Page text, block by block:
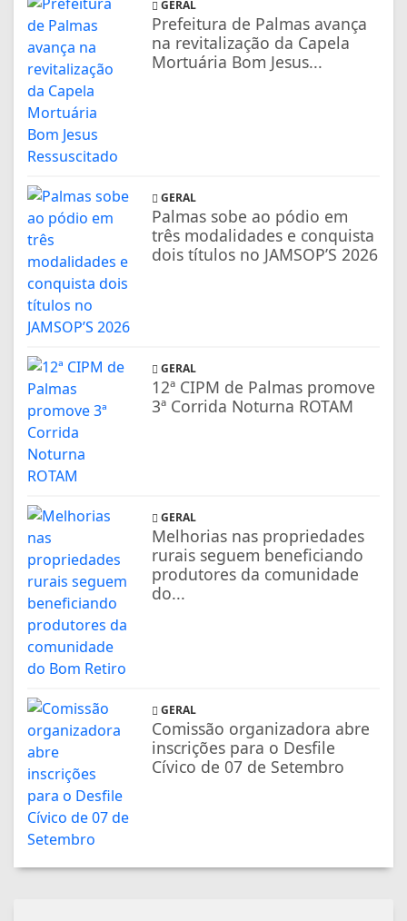
GERAL
Prefeitura de Palmas avança
na revitalização da Capela
Mortuária Bom Jesus...
GERAL
Palmas sobe ao pódio em
três modalidades e conquista
dois títulos no JAMSOP’S 2026
GERAL
12ª CIPM de Palmas promove
3ª Corrida Noturna ROTAM
GERAL
Melhorias nas propriedades
rurais seguem beneficiando
produtores da comunidade
do...
GERAL
Comissão organizadora abre
inscrições para o Desfile
Cívico de 07 de Setembro